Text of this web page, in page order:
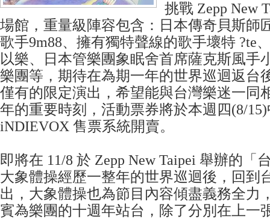
挑戰 Zepp New
場館，重量級陣容包含：日本傳奇貝斯師
歌手9m88、擁有獨特聲線的歌手壞特 ?te
以樂、日本管樂團象眠舍首席薩克斯風手
樂團等，期待在為期一年的世界巡迴返台
僅有的限定演出，希望能與台灣樂迷一同
年的重要時刻，活動票券將於本週四(8/15)
iNDIEVOX 售票系統開賣。
即將在 11/8 於 Zepp New Taipei 舉辦的「
大象體操經歷一整年的世界巡迴後，回到
出，大象體操也為節目內容傾盡義務全力
賓為樂團的十週年站台，除了分別在上一